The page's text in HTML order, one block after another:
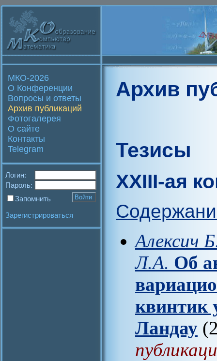
МКО-2026
О Конференции
Вопросы и ответы
Архив публикаций
Фотогалерея
О сайте
Контакты
Telegram
Логин:
Пароль:
Запомнить
Зарегистрироваться
Архив
Тезисы
XXIII-ая
Алексич
Л.А. Об
квинтик
Ландау